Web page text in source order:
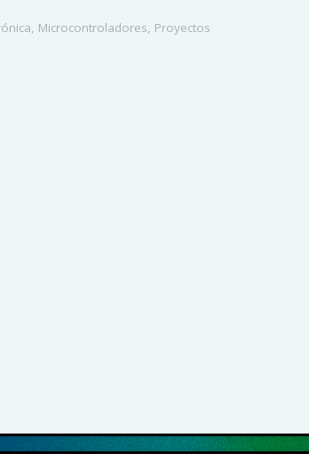
, Microcontroladores, Proyectos